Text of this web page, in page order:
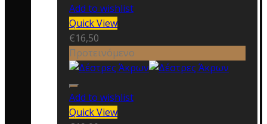
Add to wishlist
Quick View
€16,50
Προτεινόμενο
Add to wishlist
Quick View